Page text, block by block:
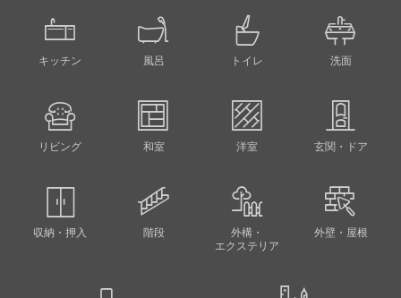
キッチン 風呂 トイレ 洗面
リビング 和室 洋室 玄関・ドア
収納・押入 階段
外構・
エクステリア
外壁・屋根